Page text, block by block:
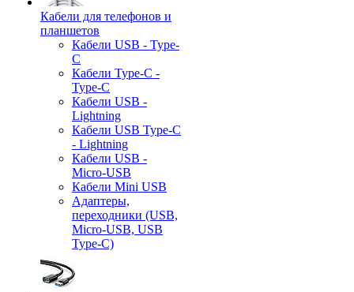
Кабели для телефонов и
планшетов
Кабели USB - Type-
C
Кабели Type-C -
Type-C
Кабели USB -
Lightning
Кабели USB Type-C
- Lightning
Кабели USB -
Micro-USB
Кабели Mini USB
Адаптеры,
переходники (USB,
Micro-USB, USB
Type-C)